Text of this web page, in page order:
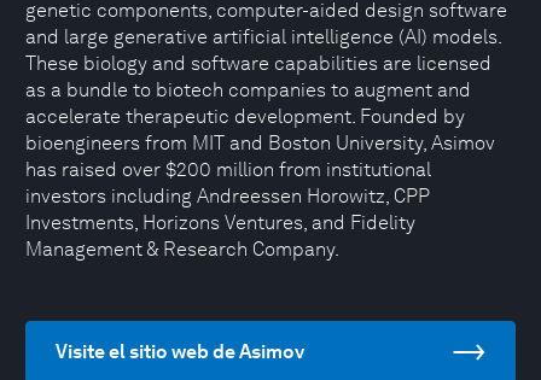
genetic components, computer-aided design software
and large generative artificial intelligence (AI) models.
These biology and software capabilities are licensed
as a bundle to biotech companies to augment and
accelerate therapeutic development. Founded by
bioengineers from MIT and Boston University, Asimov
has raised over $200 million from institutional
investors including Andreessen Horowitz, CPP
Investments, Horizons Ventures, and Fidelity
Management & Research Company.
Visite el sitio web de Asimov